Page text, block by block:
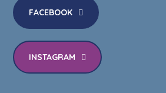
FACEBOOK
INSTAGRAM